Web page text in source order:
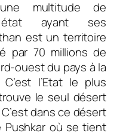
multitude de
état ayant ses
est un territoire
par 70 millions de
ouest du pays à la
l’Etat le plus
le seul désert
dans ce désert
où se tient